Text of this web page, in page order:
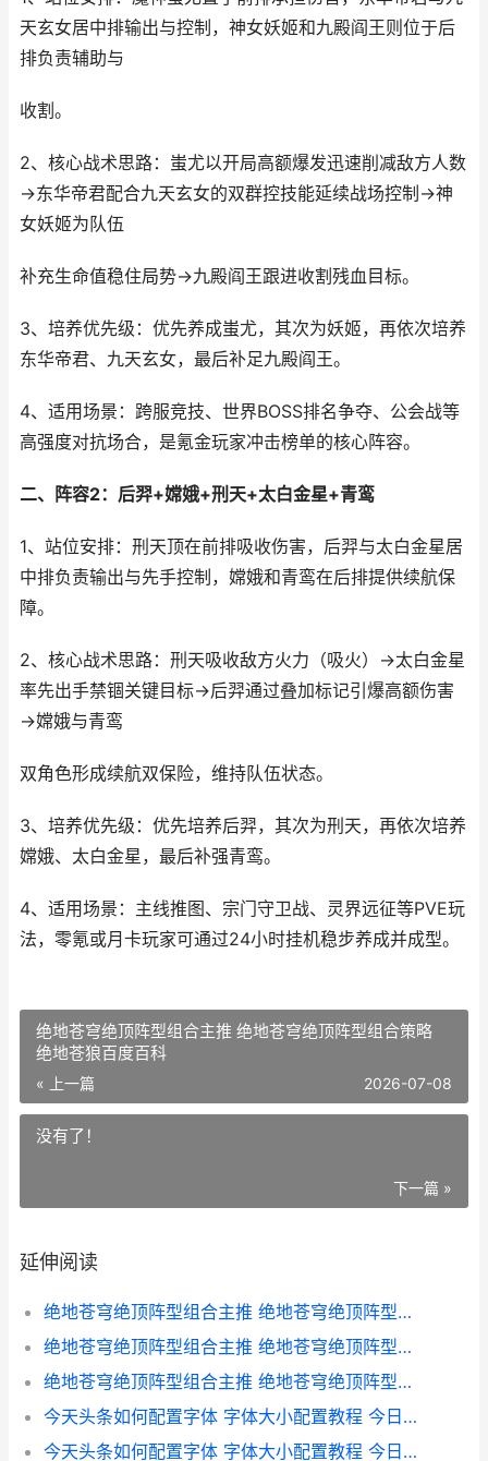
天玄女居中排输出与控制，神女妖姬和九殿阎王则位于后
排负责辅助与
收割。
2、核心战术思路：蚩尤以开局高额爆发迅速削减敌方人数
→东华帝君配合九天玄女的双群控技能延续战场控制→神
女妖姬为队伍
补充生命值稳住局势→九殿阎王跟进收割残血目标。
3、培养优先级：优先养成蚩尤，其次为妖姬，再依次培养
东华帝君、九天玄女，最后补足九殿阎王。
4、适用场景：跨服竞技、世界BOSS排名争夺、公会战等
高强度对抗场合，是氪金玩家冲击榜单的核心阵容。
二、阵容2：后羿+嫦娥+刑天+太白金星+青鸾​
1、站位安排：刑天顶在前排吸收伤害，后羿与太白金星居
中排负责输出与先手控制，嫦娥和青鸾在后排提供续航保
障。
2、核心战术思路：刑天吸收敌方火力（吸火）→太白金星
率先出手禁锢关键目标→后羿通过叠加标记引爆高额伤害
→嫦娥与青鸾
双角色形成续航双保险，维持队伍状态。
3、培养优先级：优先培养后羿，其次为刑天，再依次培养
嫦娥、太白金星，最后补强青鸾。
4、适用场景：主线推图、宗门守卫战、灵界远征等PVE玩
法，零氪或月卡玩家可通过24小时挂机稳步养成并成型。
绝地苍穹绝顶阵型组合主推 绝地苍穹绝顶阵型组合策略
绝地苍狼百度百科
« 上一篇 2026-07-08
没有了！
下一篇 »
延伸阅读
绝地苍穹绝顶阵型组合主推 绝地苍穹绝顶阵型组合策略 绝地苍穹手游官网
绝地苍穹绝顶阵型组合主推 绝地苍穹绝顶阵型组合策略 绝地苍狼百度百科
绝地苍穹绝顶阵型组合主推 绝地苍穹绝顶阵型组合策略 绝战苍穹
今天头条如何配置字体 字体大小配置教程 今日头条怎么配音乐
今天头条如何配置字体 字体大小配置教程 今日头条发小视频怎么配音乐